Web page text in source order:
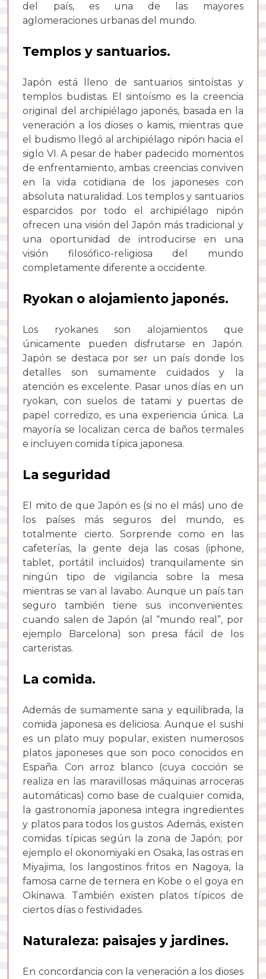
del país, es una de las mayores
aglomeraciones urbanas del mundo.
Templos y santuarios.
Japón está lleno de santuarios sintoístas y
templos budistas. El sintoísmo es la creencia
original del archipiélago japonés, basada en la
veneración a los dioses o kamis, mientras que
el budismo llegó al archipiélago nipón hacia el
siglo VI. A pesar de haber padecido momentos
de enfrentamiento, ambas creencias conviven
en la vida cotidiana de los japoneses con
absoluta naturalidad. Los templos y santuarios
esparcidos por todo el archipiélago nipón
ofrecen una visión del Japón más tradicional y
una oportunidad de introducirse en una
visión filosófico-religiosa del mundo
completamente diferente a occidente.
Ryokan o alojamiento japonés.
Los ryokanes son alojamientos que
únicamente pueden disfrutarse en Japón.
Japón se destaca por ser un país donde los
detalles son sumamente cuidados y la
atención es excelente. Pasar unos días en un
ryokan, con suelos de tatami y puertas de
papel corredizo, es una experiencia única. La
mayoría se localizan cerca de baños termales
e incluyen comida típica japonesa.
La seguridad
El mito de que Japón es (si no el más) uno de
los países más seguros del mundo, es
totalmente cierto. Sorprende como en las
cafeterías, la gente deja las cosas (iphone,
tablet, portátil incluidos) tranquilamente sin
ningún tipo de vigilancia sobre la mesa
mientras se van al lavabo. Aunque un país tan
seguro también tiene sus inconvenientes:
cuando salen de Japón (al “mundo real”, por
ejemplo Barcelona) son presa fácil de los
carteristas.
La comida.
Además de sumamente sana y equilibrada, la
comida japonesa es deliciosa. Aunque el sushi
es un plato muy popular, existen numerosos
platos japoneses que son poco conocidos en
España. Con arroz blanco (cuya cocción se
realiza en las maravillosas máquinas arroceras
automáticas) como base de cualquier comida,
la gastronomía japonesa integra ingredientes
y platos para todos los gustos. Además, existen
comidas típicas según la zona de Japón; por
ejemplo el okonomiyaki en Osaka, las ostras en
Miyajima, los langostinos fritos en Nagoya, la
famosa carne de ternera en Kobe o el goya en
Okinawa. También existen platos típicos de
ciertos días o festividades.
Naturaleza: paisajes y jardines.
En concordancia con la veneración a los dioses